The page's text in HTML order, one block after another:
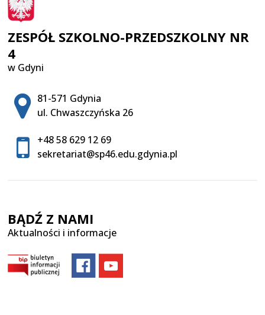
ZESPÓŁ SZKOLNO-PRZEDSZKOLNY NR
4
w Gdyni
Adres pocztowy:
81-571 Gdynia
ul. Chwaszczyńska 26
+48 58 629 12 69
sekretariat@sp46.edu.gdynia.pl
BĄDŹ Z NAMI
Aktualności i informacje